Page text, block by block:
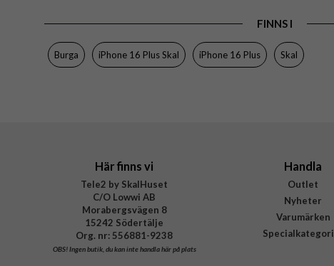
Egenskaper
Färg
Material
FINNS I
Burga iPhone 16 Plus Skal iPhone 16 Plus Skal
Här finns vi
Tele2 by SkalHuset
C/O Lowwi AB
Morabergsvägen 8
15242 Södertälje
Org. nr: 556881-9238
OBS!Ingen butik, du kan inte handla här på plats
Handla
Outlet
Nyheter
Varumärken